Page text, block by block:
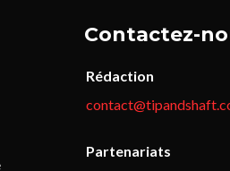
Contactez-
Rédaction
Partenariats